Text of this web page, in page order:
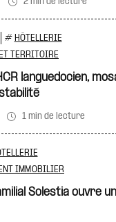
# HÔTELLERIE
TERRITOIRE
languedocien,
1 min de lecture
IMMOBILIER
Solestia ouvre